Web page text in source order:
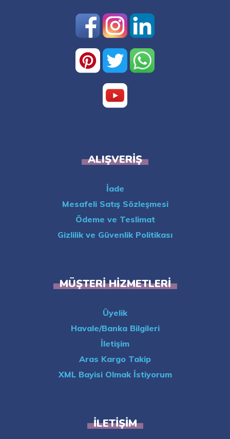
ALIŞVERIŞ
İade
Mesafeli Satış Sözleşmesi
Ödeme ve Teslimat
Gizlilik ve Güvenlik Politikası
MÜŞTERI HIZMETLERI
Üyelik
Havale/Banka Bilgileri
İletişim
Aras Kargo Takip
XML Bayisi Olmak İstiyorum
İLETIŞIM